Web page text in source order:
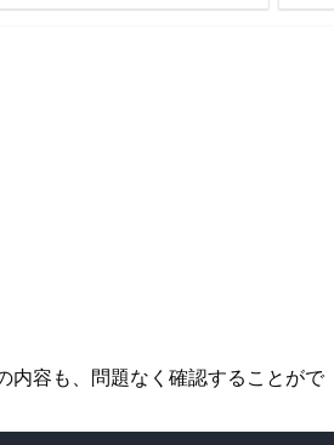
内容も、問題なく確認することがで